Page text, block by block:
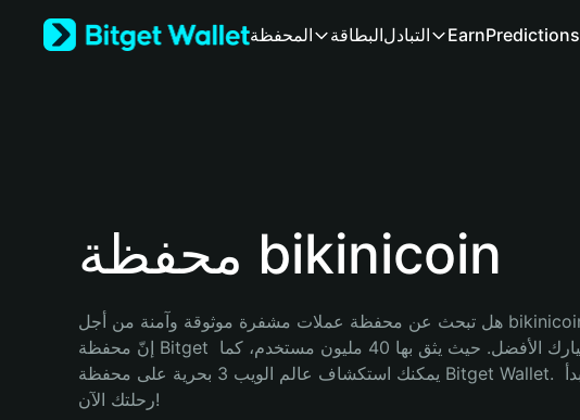
Bahasa Indonesia
المحفظة البطاقةالتبادل EarnPredictions
محفظة bikinicoin
هل تبحث عن محفظة عملات مشفرة موثوقة وآمنة من أجل bikinicoin؟
إنّ محفظة Bitget خيارك الأفضل. حيث يثق بها 40 مليون مستخدم، كما
يمكنك استكشاف عالم الويب 3 بحرية على محفظة Bitget Wallet. ابدأ
رحلتك الآن!